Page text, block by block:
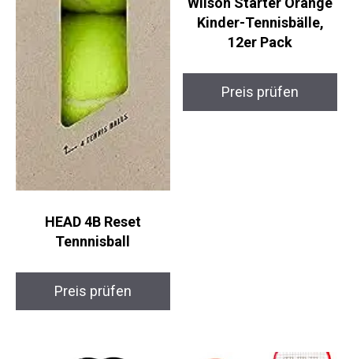
HEAD 4B Reset
Tennnisball
Preis prüfen
Kinder-Tennisbälle,
12er Pack
Preis prüfen